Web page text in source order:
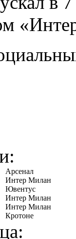
Арсенал
Интер Милан
Ювентус
Интер Милан
Интер Милан
Кротоне